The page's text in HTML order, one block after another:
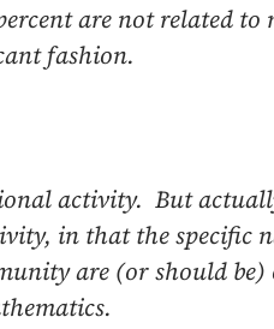
are not related to
fashion.
activity. But
in that the
are (or should